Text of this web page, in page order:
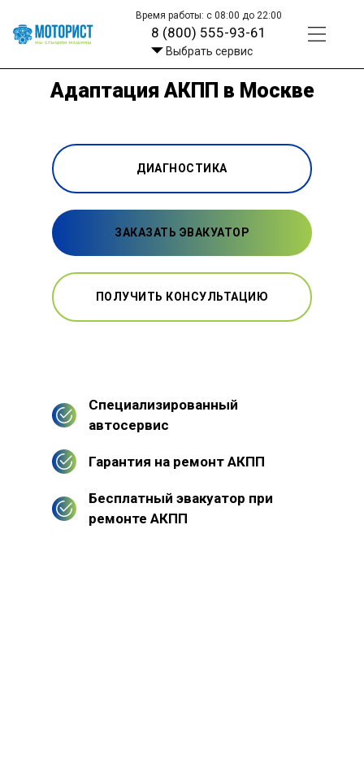
Время работы: с 08:00 до 22:00
8 (800) 555-93-61
Выбрать сервис
Адаптация АКПП в Москве
ДИАГНОСТИКА
ЗАКАЗАТЬ ЭВАКУАТОР
ПОЛУЧИТЬ КОНСУЛЬТАЦИЮ
Специализированный
автосервис
Гарантия на ремонт АКПП
Бесплатный эвакуатор при
ремонте АКПП